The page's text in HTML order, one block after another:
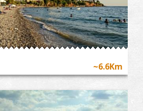
~6.6Km